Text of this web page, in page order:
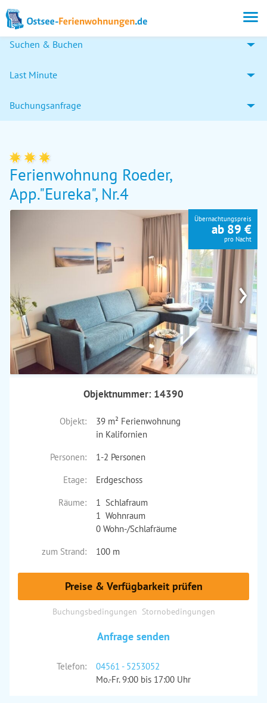
Suchen & Buchen
Last Minute
Buchungsanfrage
Ferienwohnung Roeder,
App."Eureka", Nr.4
›
Übernachtungspreis
ab 89 €
pro Nacht
Objektnummer: 14390
Objekt:
39 m² Ferienwohnung
in Kalifornien
Personen:
1-2 Personen
Etage:
Erdgeschoss
Räume:
1 Schlafraum
1 Wohnraum
0 Wohn-/Schlafräume
zum Strand:
100 m
Preise & Verfügbarkeit prüfen
Buchungsbedingungen Stornobedingungen
Anfrage senden
Telefon:
04561 - 5253052
Mo.-Fr. 9:00 bis 17:00 Uhr